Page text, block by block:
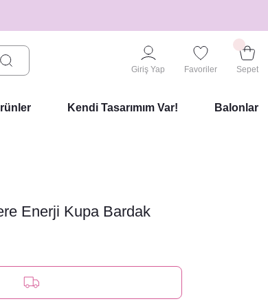
Giriş Yap Favoriler Sepet
Kendi Tasarımım Var! Balonlar
Enerji Kupa Bardak